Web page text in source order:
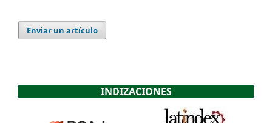
Enviar un artículo
INDIZACIONES